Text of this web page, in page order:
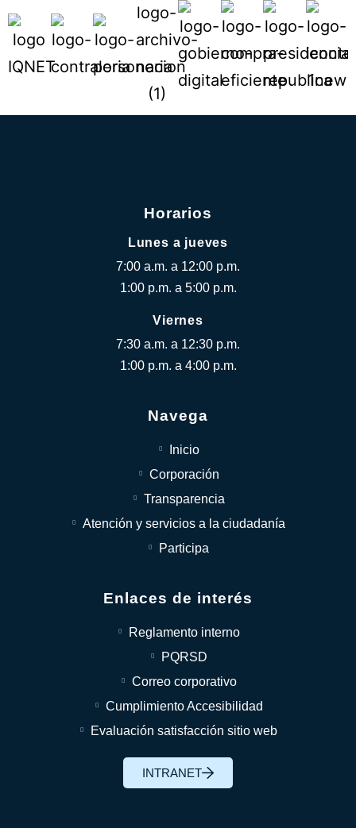
Horarios
Lunes a jueves
7:00 a.m. a 12:00 p.m.
1:00 p.m. a 5:00 p.m.
Viernes
7:30 a.m. a 12:30 p.m.
1:00 p.m. a 4:00 p.m.
Navega
Inicio
Corporación
Transparencia
Atención y servicios a la ciudadanía
Participa
Enlaces de interés
Reglamento interno
PQRSD
Correo corporativo
Cumplimiento Accesibilidad
Evaluación satisfacción sitio web
INTRANET